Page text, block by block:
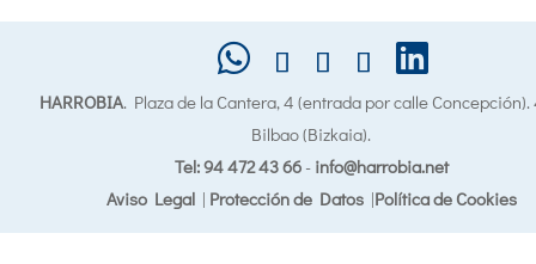
HARROBIA. Plaza de la Cantera, 4 (entrada por calle
Bilbao (Bizkaia).
Tel: 94 472 43 66- info@harrobia.net
Aviso Legal| Protección de Datos|Política de Cookies